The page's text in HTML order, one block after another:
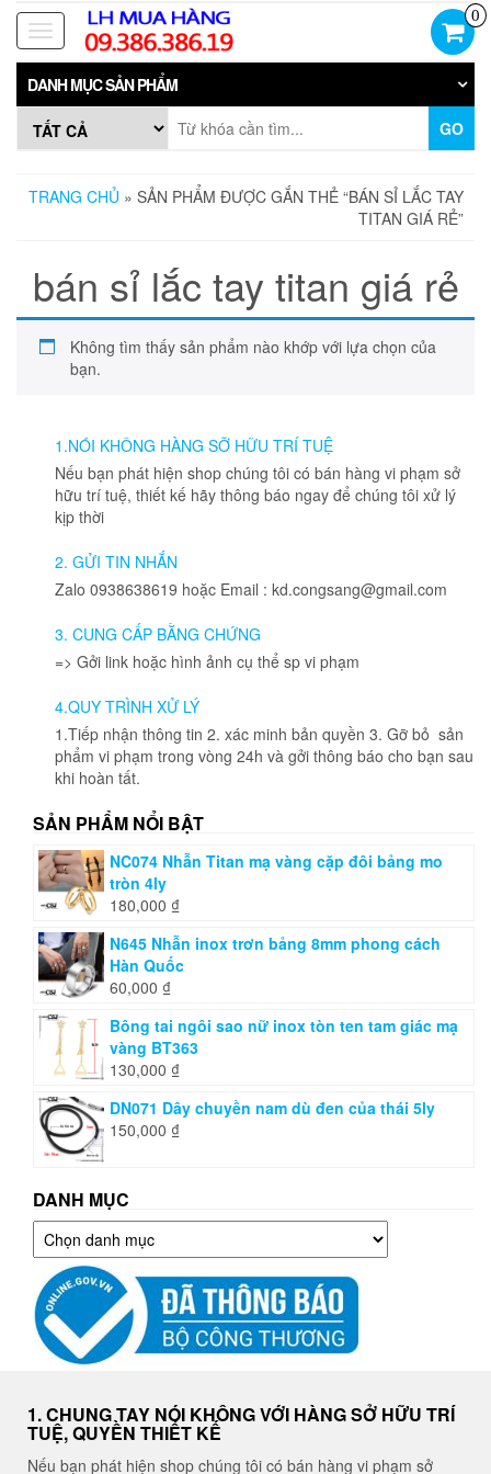
Skip
the
content
Toggle
navigation
0
DANH MỤC SẢN PHẨM
GO
TRANG CHỦ » SẢN PHẨM ĐƯỢC GẮN THẺ “BÁN SỈ LẮC TAY
TITAN GIÁ RẺ”
bán sỉ lắc tay titan giá rẻ
Không tìm thấy sản phẩm nào khớp với lựa chọn của
bạn.
1.NÓI KHÔNG HÀNG SỠ HỮU TRÍ TUỆ
Nếu bạn phát hiện shop chúng tôi có bán hàng vi phạm sở
hữu trí tuệ, thiết kế hãy thông báo ngay để chúng tôi xử lý
kịp thời
2. GỬI TIN NHẮN
Zalo 0938638619 hoặc Email : kd.congsang@gmail.com
3. CUNG CẤP BẰNG CHỨNG
=> Gởi link hoặc hình ảnh cụ thể sp vi phạm
4.QUY TRÌNH XỬ LÝ
1.Tiếp nhận thông tin 2. xác minh bản quyền 3. Gỡ bỏ sản
phẩm vi phạm trong vòng 24h và gởi thông báo cho bạn sau
khi hoàn tất.
SẢN PHẨM NỔI BẬT
NC074 Nhẫn Titan mạ vàng cặp đôi bảng mo
tròn 4ly
180,000 ₫
N645 Nhẫn inox trơn bảng 8mm phong cách
Hàn Quốc
60,000 ₫
Bông tai ngôi sao nữ inox tòn ten tam giác mạ
vàng BT363
130,000 ₫
DN071 Dây chuyền nam dù đen của thái 5ly
150,000 ₫
DANH MỤC
Danh
mục
1. CHUNG TAY NÓI KHÔNG VỚI HÀNG SỞ HỮU TRÍ
TUỆ, QUYỀN THIẾT KẾ
Nếu bạn phát hiện shop chúng tôi có bán hàng vi phạm sở